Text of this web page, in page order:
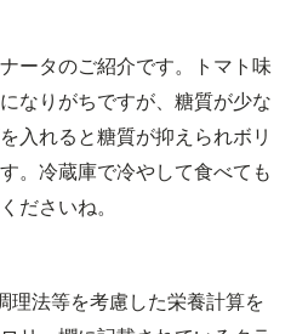
ータのご紹介です。トマト味
なりがちですが、糖質が少な
入れると糖質が抑えられボリ
。冷蔵庫で冷やして食べても
ださいね。
理法等を考慮した栄養計算を